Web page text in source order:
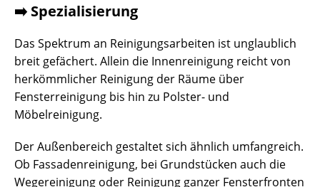
➡️ Spezialisierung
Das Spektrum an Reinigungsarbeiten ist unglaublich
breit gefächert. Allein die Innenreinigung reicht von
herkömmlicher Reinigung der Räume über
Fensterreinigung bis hin zu Polster- und
Möbelreinigung.
Der Außenbereich gestaltet sich ähnlich umfangreich.
Ob Fassadenreinigung, bei Grundstücken auch die
Wegereinigung oder Reinigung ganzer Fensterfronten